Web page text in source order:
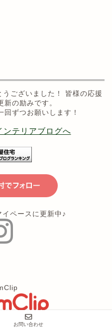
ございました！ 皆様の応援
新の励みです。
回ずつお願いします！
ペースに更新中♪
お問い合わせ